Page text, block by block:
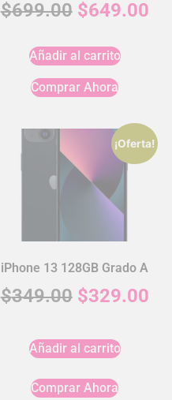
$699.00 $649.00
Añadir al carrito
Comprar Ahora
¡Oferta!
iPhone 13 128GB Grado A
$349.00 $329.00
Añadir al carrito
Comprar Ahora